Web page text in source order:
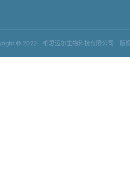
© 2022 柏思迈尔生物科技有限公司 版